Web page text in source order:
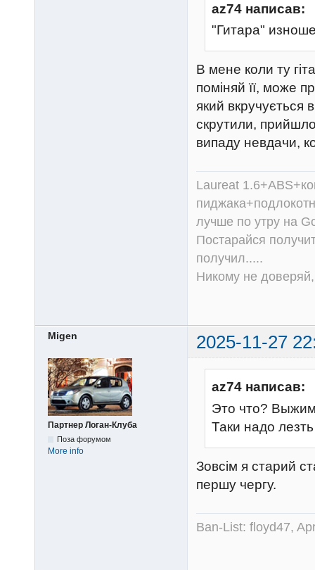
az74 написав:
"Гитара"
В мене коли ту
поміняй її, може
який вкручується
скрутили,
випаду невдачи,
Laureat
лучше по утру на
Постарайся
получил.....
Никому не
Migen 2025-11-27
Партнер Логан-Клуба
Поза форумом
More info
az74 написав:
Это что?
Таки надо
Зовсім я старий
першу чергу.
Ban-List: floyd47,